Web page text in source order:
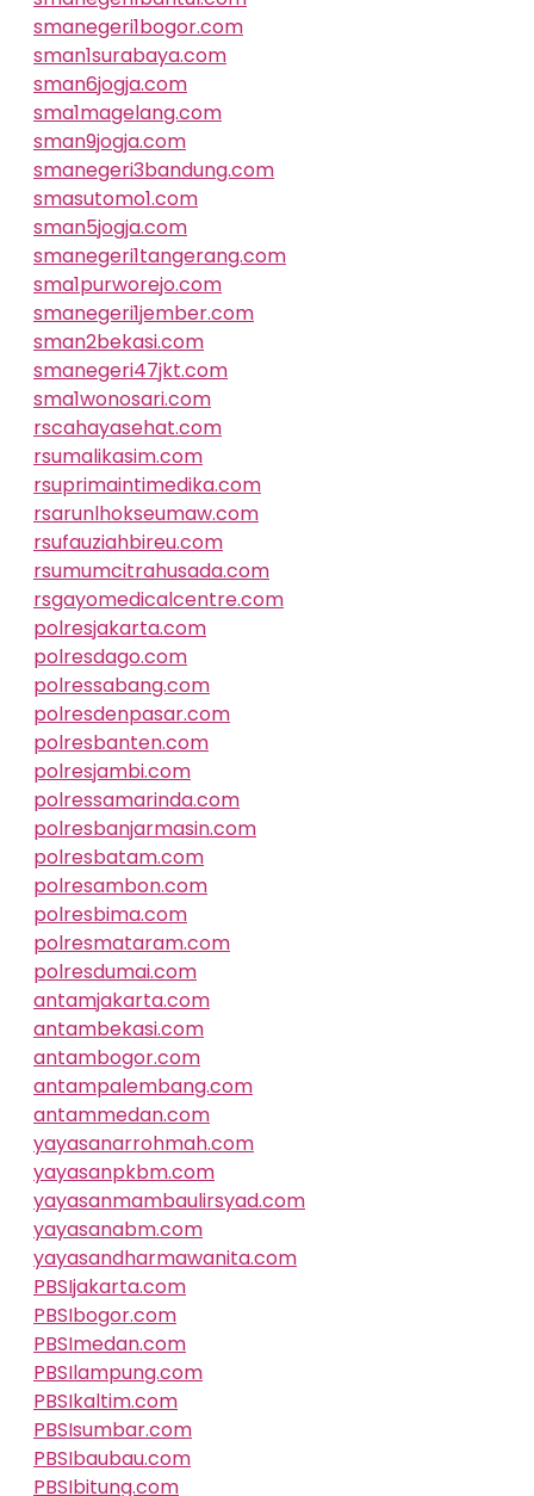
smanegeri1bogor.com
sman1surabaya.com
sman6jogja.com
sma1magelang.com
sman9jogja.com
smanegeri3bandung.com
smasutomo1.com
sman5jogja.com
smanegeri1tangerang.com
sma1purworejo.com
smanegeri1jember.com
sman2bekasi.com
smanegeri47jkt.com
sma1wonosari.com
rscahayasehat.com
rsumalikasim.com
rsuprimaintimedika.com
rsarunlhokseumaw.com
rsufauziahbireu.com
rsumumcitrahusada.com
rsgayomedicalcentre.com
polresjakarta.com
polresdago.com
polressabang.com
polresdenpasar.com
polresbanten.com
polresjambi.com
polressamarinda.com
polresbanjarmasin.com
polresbatam.com
polresambon.com
polresbima.com
polresmataram.com
polresdumai.com
antamjakarta.com
antambekasi.com
antambogor.com
antampalembang.com
antammedan.com
yayasanarrohmah.com
yayasanpkbm.com
yayasanmambaulirsyad.com
yayasanabm.com
yayasandharmawanita.com
PBSIjakarta.com
PBSIbogor.com
PBSImedan.com
PBSIlampung.com
PBSIkaltim.com
PBSIsumbar.com
PBSIbaubau.com
PBSIbitung.com